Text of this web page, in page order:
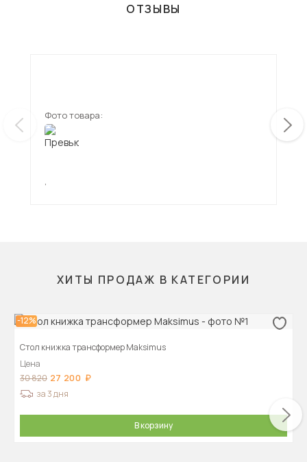
ОТЗЫВЫ
Фото товара:
,
ХИТЫ ПРОДАЖ В КАТЕГОРИИ
-12%
Стол книжка трансформер Maksimus
Цена
30 820 27 200
за 3 дня
В корзину